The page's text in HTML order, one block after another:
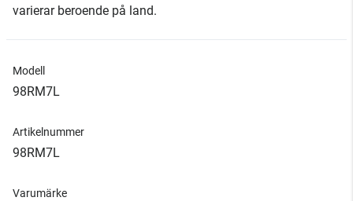
varierar beroende på land.
Modell
98RM7L
Artikelnummer
98RM7L
Varumärke